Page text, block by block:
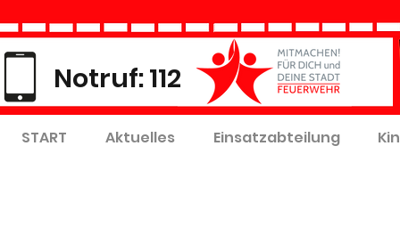
Notruf: 112
START Aktuelles Einsatzabteilung